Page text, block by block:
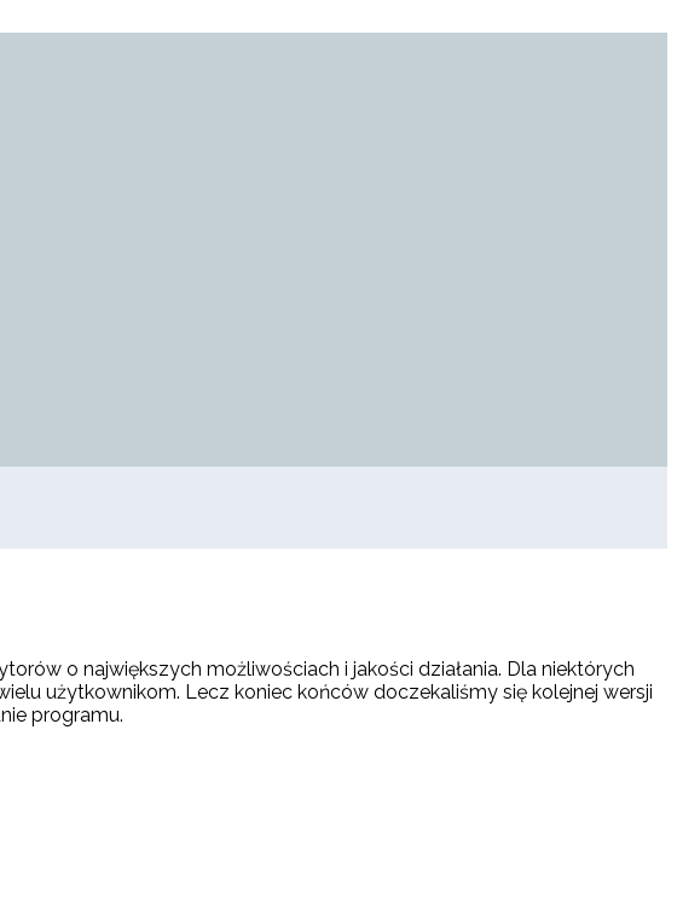
o największych możliwościach i jakości działania. Dla niektórych
użytkownikom. Lecz koniec końców doczekaliśmy się kolejnej wersji
programu.